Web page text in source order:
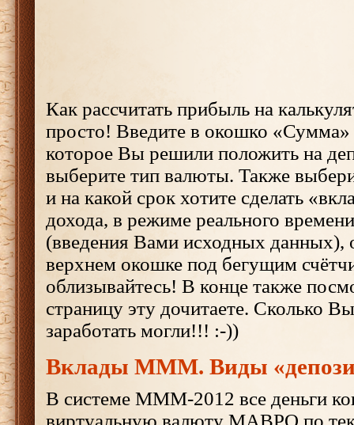
Как рассчитать прибыль на
просто! Введите в окошко «Сумма»
которое Вы решили положить на
выберите тип валюты. Также
и на какой срок хотите сделать
дохода, в режиме реального
(введения Вами исходных данных),
верхнем окошке под бегущим
облизывайтесь! В конце также
страницу эту дочитаете. Сколько
заработать могли!!! :-))
Вклады МММ. Виды
В системе МММ-2012 все деньги